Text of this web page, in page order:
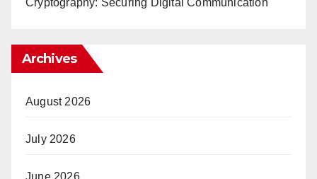
Cryptography: Securing Digital Communication
Archives
August 2026
July 2026